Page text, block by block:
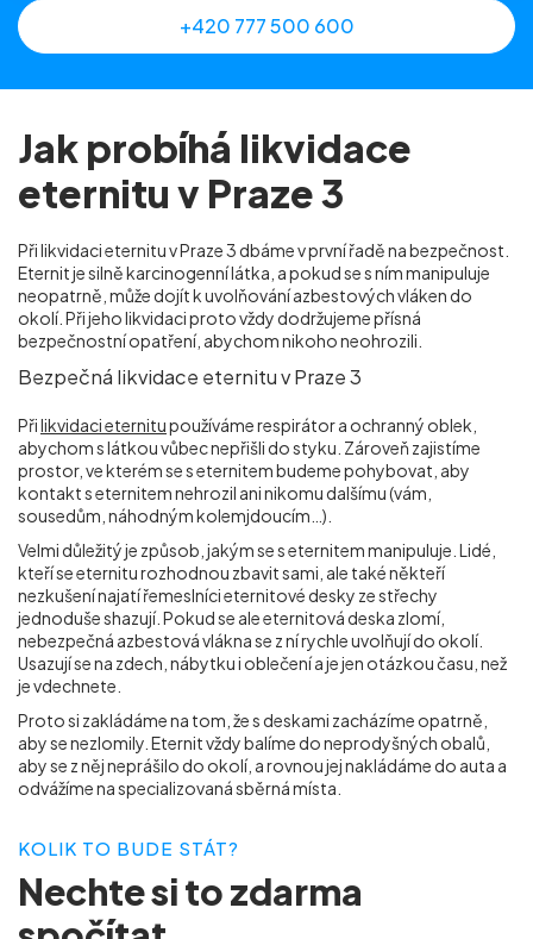
+420 777 500 600
Jak probíhá likvidace
eternitu v Praze 3
Při likvidaci eternitu v Praze 3 dbáme v první řadě na bezpečnost.
Eternit je silně karcinogenní látka, a pokud se s ním manipuluje
neopatrně, může dojít k uvolňování azbestových vláken do
okolí. Při jeho likvidaci proto vždy dodržujeme přísná
bezpečnostní opatření, abychom nikoho neohrozili.
Bezpečná likvidace eternitu v Praze 3
Přilikvidaci eternitupoužíváme respirátor a ochranný oblek,
abychom s látkou vůbec nepřišli do styku. Zároveň zajistíme
prostor, ve kterém se s eternitem budeme pohybovat, aby
kontakt s eternitem nehrozil ani nikomu dalšímu (vám,
sousedům, náhodným kolemjdoucím…).
Velmi důležitý je způsob, jakým se s eternitem manipuluje. Lidé,
kteří se eternitu rozhodnou zbavit sami, ale také někteří
nezkušení najatí řemeslníci eternitové desky ze střechy
jednoduše shazují. Pokud se ale eternitová deska zlomí,
nebezpečná azbestová vlákna se z ní rychle uvolňují do okolí.
Usazují se na zdech, nábytku i oblečení a je jen otázkou času, než
je vdechnete.
Proto si zakládáme na tom, že s deskami zacházíme opatrně,
aby se nezlomily. Eternit vždy balíme do neprodyšných obalů,
aby se z něj neprášilo do okolí, a rovnou jej nakládáme do auta a
odvážíme na specializovaná sběrná místa.
KOLIK TO BUDE STÁT?
Nechte si tozdarma